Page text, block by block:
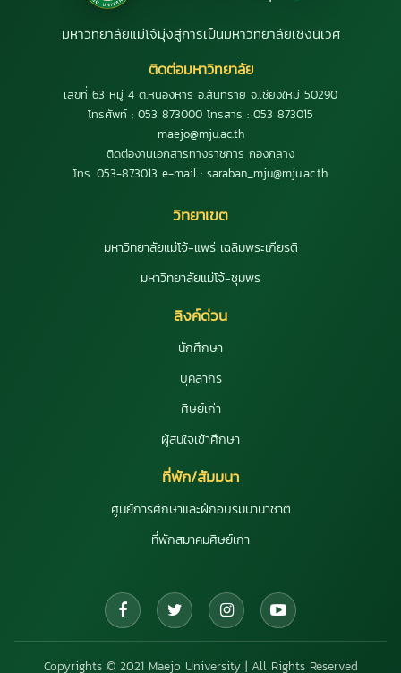
มหาวิทยาลัยแม่โจ้มุ่งสู่การเป็นมหาวิทยาลัยเชิงนิเวศ
ติดต่อมหาวิทยาลัย
เลขที่ 63 หมู่ 4 ต.หนองหาร อ.สันทราย จ.เชียงใหม่ 50290
โทรศัพท์ : 053 873000 โทรสาร : 053 873015
maejo@mju.ac.th
ติดต่องานเอกสารทางราชการ กองกลาง
โทร. 053-873013 e-mail : saraban_mju@mju.ac.th
วิทยาเขต
มหาวิทยาลัยแม่โจ้-แพร่ เฉลิมพระเกียรติ
มหาวิทยาลัยแม่โจ้-ชุมพร
ลิงค์ด่วน
นักศึกษา
บุคลากร
ศิษย์เก่า
ผู้สนใจเข้าศึกษา
ที่พัก/สัมมนา
ศูนย์การศึกษาและฝึกอบรมนานาชาติ
ที่พักสมาคมศิษย์เก่า
Copyrights © 2021 Maejo University | All Rights Reserved